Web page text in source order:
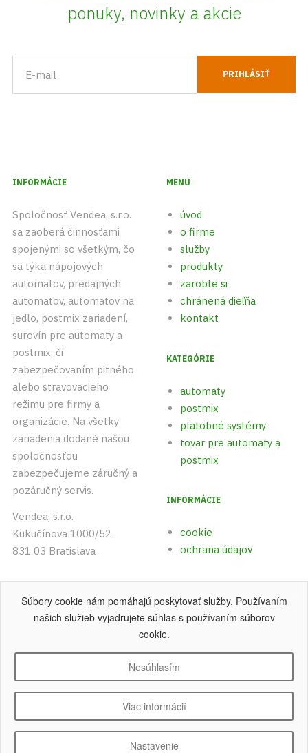
ponuky, novinky a akcie
INFORMÁCIE
Spoločnosť Vendea, s.r.o.
sa zaoberá činnosťami
spojenými so všetkým, čo
sa týka nápojových
automatov, predajných
automatov, automatov na
jedlo, postmix zariadení,
surovín pre automaty a
postmix, či
zabezpečovaním pitného
alebo stravovacieho
režimu pre firmy a
organizácie. Na všetky
zariadenia dodané našou
spoločnosťou
zabezpečujeme záručný a
pozáručný servis.
Vendea, s.r.o.
Kukučínova 1000/52
831 03 Bratislava
+421 (0)903 542 893
+421 (0)915 742 891
MENU
úvod
o firme
služby
produkty
zarobte si
chránená dieľňa
kontakt
KATEGÓRIE
automaty
postmix
platobné systémy
tovar pre automaty a
postmix
INFORMÁCIE
cookie
ochrana údajov
Copyright © 2004 - 2026 Vendea, s.r.o.Všetky práva vyhradené.
Súbory cookie nám pomáhajú poskytovať služby. Používaním
našich služieb vyjadrujete súhlas s používaním súborov
cookie.
Nesúhlasím
Viac informácií
Nastavenie